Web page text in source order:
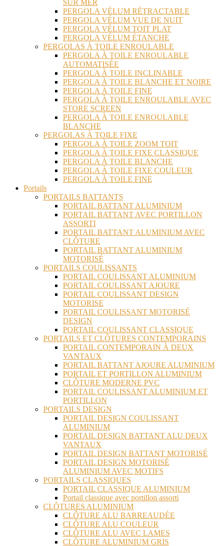
SUR MER
PERGOLA VÉLUM RÉTRACTABLE
PERGOLA VÉLUM VUE DE NUIT
PERGOLA VÉLUM TOIT PLAT
PERGOLA VÉLUM ÉTANCHE
PERGOLAS À TOILE ENROULABLE
PERGOLA À TOILE ENROULABLE
AUTOMATISÉE
PERGOLA À TOILE INCLINABLE
PERGOLA À TOILE BLANCHE ET NOIRE
PERGOLA À TOILE FINE
PERGOLA À TOILE ENROULABLE AVEC
STORE SCREEN
PERGOLA À TOILE ENROULABLE
BLANCHE
PERGOLAS À TOILE FIXE
PERGOLA À TOILE ZOOM TOIT
PERGOLA À TOILE FIXE CLASSIQUE
PERGOLA À TOILE BLANCHE
PERGOLA À TOILE FIXE COULEUR
PERGOLA À TOILE FINE
Portails
PORTAILS BATTANTS
PORTAIL BATTANT ALUMINIUM
PORTAIL BATTANT AVEC PORTILLON
ASSORTI
PORTAIL BATTANT ALUMINIUM AVEC
CLÔTURE
PORTAIL BATTANT ALUMINIUM
MOTORISÉ
PORTAILS COULISSANTS
PORTAIL COULISSANT ALUMINIUM
PORTAIL COULISSANT AJOURE
PORTAIL COULISSANT DESIGN
MOTORISE
PORTAIL COULISSANT MOTORISÉ
DESIGN
PORTAIL COULISSANT CLASSIQUE
PORTAILS ET CLÔTURES CONTEMPORAINS
PORTAIL CONTEMPORAIN À DEUX
VANTAUX
PORTAIL BATTANT AJOURE ALUMINIUM
PORTAIL ET PORTILLON ALUMINIUM
CLÔTURE MODERNE PVC
PORTAIL COULISSANT ALUMINIUM ET
PORTILLON
PORTAILS DESIGN
PORTAIL DESIGN COULISSANT
ALUMINIUM
PORTAIL DESIGN BATTANT ALU DEUX
VANTAUX
PORTAIL DESIGN BATTANT MOTORISÉ
PORTAIL DESIGN MOTORISÉ
ALUMINIUM AVEC MOTIFS
PORTAILS CLASSIQUES
PORTAIL CLASSIQUE ALUMINIUM
Portail classique avec portillon assorti
CLÔTURES ALUMINIUM
CLÔTURE ALU BARREAUDÉE
CLÔTURE ALU COULEUR
CLÔTURE ALU AVEC LAMES
CLÔTURE ALUMINIUM GRIS